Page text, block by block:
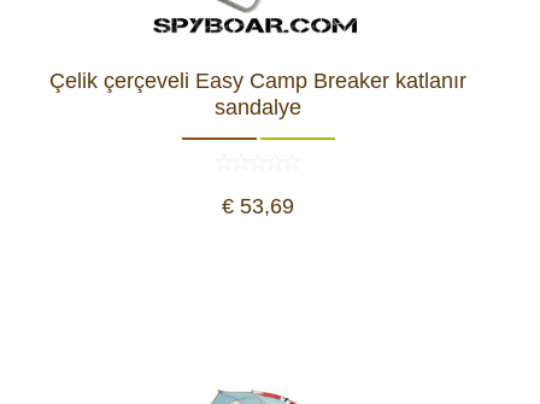
Çelik çerçeveli Easy Camp Breaker katlanır
sandalye
€ 53,69